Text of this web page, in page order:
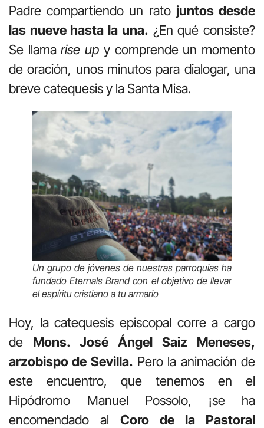
Padre compartiendo un rato juntos desde
las nueve hasta la una. ¿En qué consiste?
Se llamarise up y comprende un momento
de oración, unos minutos para dialogar, una
breve catequesis y la Santa Misa.
Un grupo de jóvenes de nuestras parroquias ha
fundadoEternals Brandcon el objetivo de llevar
el espíritu cristiano a tu armario
Hoy, la catequesis episcopal corre a cargo
de Mons. José Ángel Saiz Meneses,
arzobispo de Sevilla. Pero la animación de
este encuentro, que tenemos en el
Hipódromo Manuel Possolo, ¡se ha
encomendado al Coro de la Pastoral